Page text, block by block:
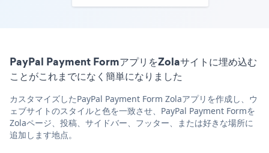
PayPal Payment FormアプリをZolaサイトに埋め込む
ことがこれまでになく簡単になりました
カスタマイズしたPayPal Payment Form Zolaアプリを作成し、ウ
ェブサイトのスタイルと色を一致させ、PayPal Payment Formを
Zolaページ、投稿、サイドバー、フッター、または好きな場所に
追加します地点。